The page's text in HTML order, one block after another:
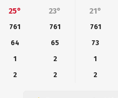
25°
23° 21°
761 761 761
64
65 73
1
2 1
2
2 2